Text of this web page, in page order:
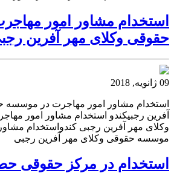
استخدام مشاور امور
حقوقی وکلای مهر آفرین
09 ژانویه, 2018
استخدام مشاور امور مهاجرت در موسسه
آفرین رجبیکندو استخدام مشاور امور
وکلای مهر آفرین رجبی کندواستخدام
موسسه حقوقی وکلای مهر آفرین رجبی
استخدام در مرکز حقوقی